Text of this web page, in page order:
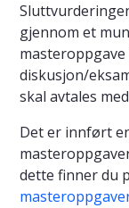
gjennom et
diskusjon/
skal avtales
Det er innført
dette finner du